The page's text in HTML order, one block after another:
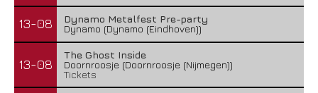
13-08
Dynamo Metalfest Pre-party
Dynamo (Dynamo (Eindhoven))
13-08
The Ghost Inside
Doornroosje (Doornroosje (Nijmegen))
Tickets